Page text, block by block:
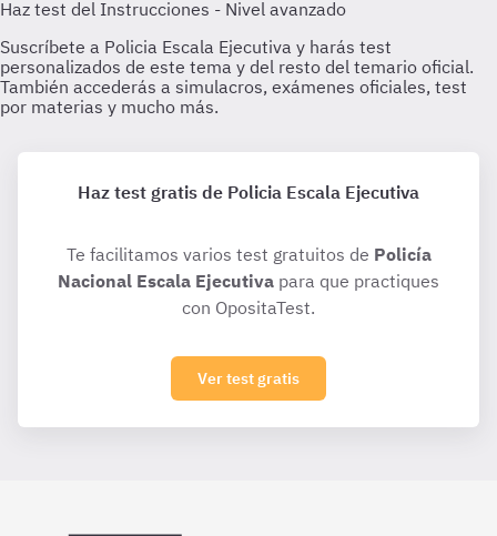
Haz test gratis de Policia Escala Ejecutiva
Te facilitamos varios test gratuitos de Policía
Nacional Escala Ejecutiva para que practiques
con OpositaTest.
Ver test gratis